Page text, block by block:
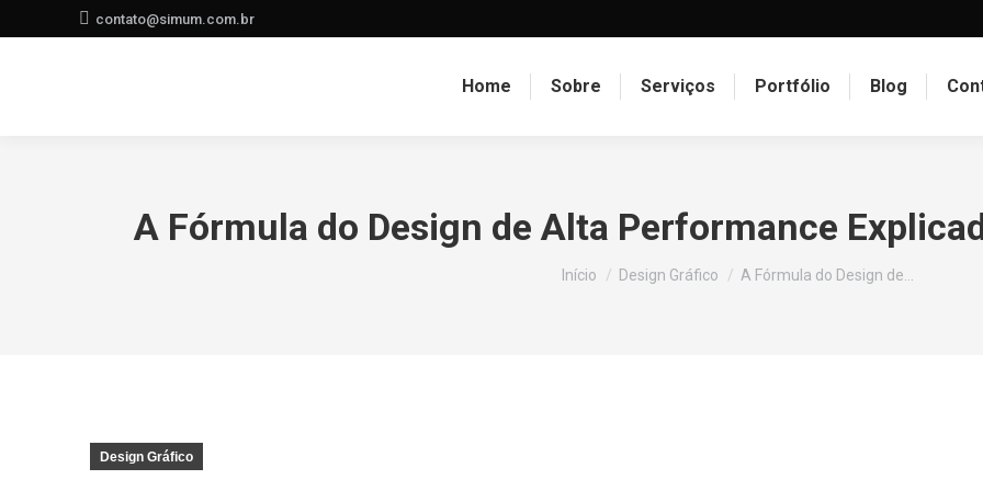
contato@simum.com.br
Home Sobre Serviços Portfólio Blog
A Fórmula do Design de Alta Performance
Você está aqui:
Início Design Gráfico A Fórmula do Design de…
Design Gráfico